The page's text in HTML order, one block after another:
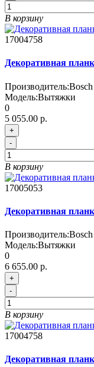
В корзину
17004758
Декоративная
Производитель:Bosch
Модель:Вытяжки
0
5 055.00 р.
+
-
В корзину
17005053
Декоративная
Производитель:Bosch
Модель:Вытяжки
0
6 655.00 р.
+
-
В корзину
17004758
Декоративная